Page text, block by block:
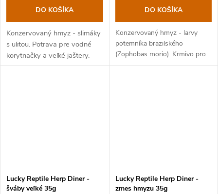
DO KOŠÍKA
Konzervovaný hmyz - slimáky
s ulitou. Potrava pre vodné
korytnačky a veľké jaštery.
DO KOŠÍKA
Konzervovaný hmyz - larvy
potemníka brazilského
(Zophobas morio). Krmivo pro
hmyzožravé ještěry a vodní
Lucky Reptile Herp Diner -
šváby veľké 35g
Lucky Reptile Herp Diner -
zmes hmyzu 35g